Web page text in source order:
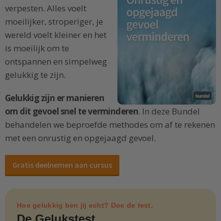
verpesten. Alles voelt
moeilijker, stroperiger, je
wereld voelt kleiner en het
is moeilijk om te
ontspannen en simpelweg
gelukkig te zijn.
Gelukkig zijn er manieren
om dit gevoel snel te verminderen. In deze Bundel
behandelen we beproefde methodes om af te rekenen
met een onrustig en opgejaagd gevoel.
Gratis deelnemen aan cursus
Hoe gelukkig ben jij echt? Doe de test.